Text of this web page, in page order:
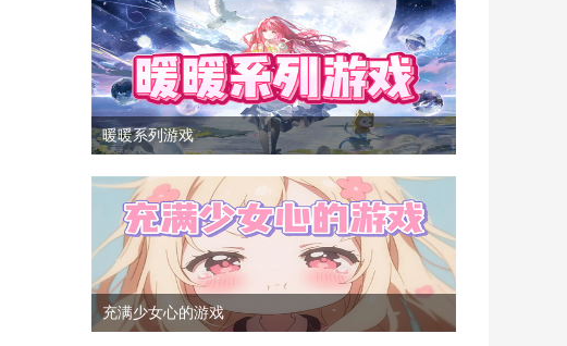
暖暖系列游戏
充满少女心的游戏